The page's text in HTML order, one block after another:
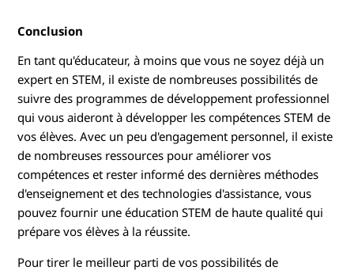
Conclusion
En tant qu'éducateur, à moins que vous ne soyez déjà un
expert en STEM, il existe de nombreuses possibilités de
suivre des programmes de développement professionnel
qui vous aideront à développer les compétences STEM de
vos élèves. Avec un peu d'engagement personnel, il existe
de nombreuses ressources pour améliorer vos
compétences et rester informé des dernières méthodes
d'enseignement et des technologies d'assistance, vous
pouvez fournir une éducation STEM de haute qualité qui
prépare vos élèves à la réussite.
Pour tirer le meilleur parti de vos possibilités de